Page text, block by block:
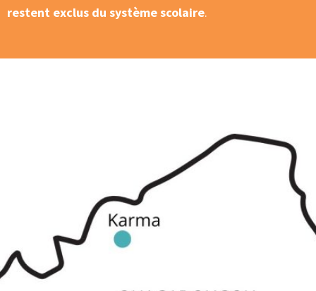
restent exclus du système scolaire.